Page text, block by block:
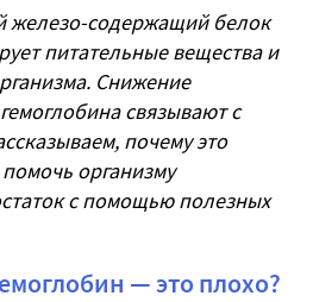
железо-содержащий белок
питательные вещества и
Снижение
связывают с
почему это
организму
с помощью полезных
— это плохо?